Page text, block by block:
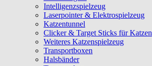
Intelligenzspielzeug
Laserpointer & Elektrospielzeug
Katzentunnel
Clicker & Target Sticks für Katzen
Weiteres Katzenspielzeug
Transportboxen
Halsbänder